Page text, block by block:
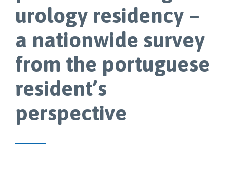
urology residency –
a nationwide survey
from the portuguese
resident’s
perspective